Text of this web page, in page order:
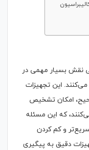
نقش بسیار مهمی در
این تجهیزات
امکان تشخیص
که این مسئله
و کم کردن
دقیق به پیگیری